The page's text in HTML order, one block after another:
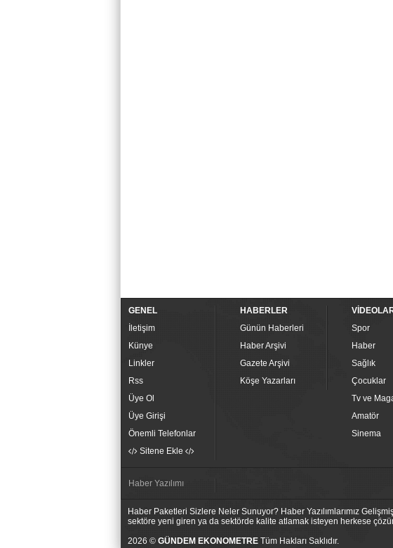
GENEL
İletişim
Künye
Linkler
Rss
Üye Ol
Üye Girişi
Önemli Telefonlar
Sitene Ekle
HABERLER
Günün Haberleri
Haber Arşivi
Gazete Arşivi
Köşe Yazarları
Spor
Haber
Sağlık
Çocuklar
Tv ve
Amatör
Sinema
Haber Yazılımı
Haber Paketleri Sizlere Neler Sunuyor? Haber Yazılımlarımız
sektöre yeni giren ya da sektörde kalite atlamak isteyen herkese
2026 © GÜNDEM EKONOMETRE Tüm Hakları Saklıdır.